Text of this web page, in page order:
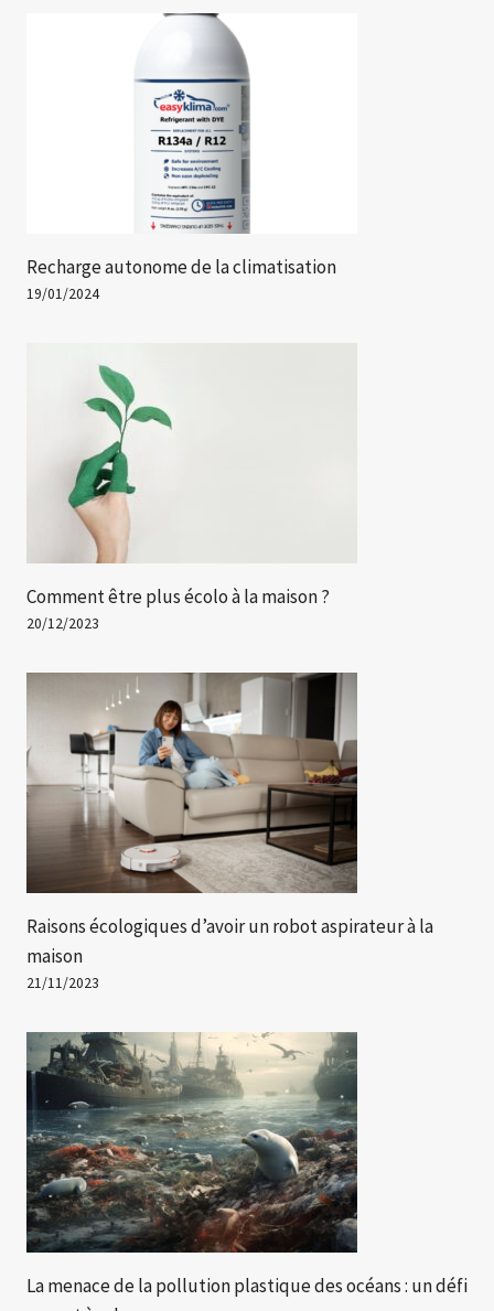
Recharge autonome de la climatisation
19/01/2024
Comment être plus écolo à la maison ?
20/12/2023
Raisons écologiques d’avoir un robot aspirateur à la
maison
21/11/2023
La menace de la pollution plastique des océans : un défi